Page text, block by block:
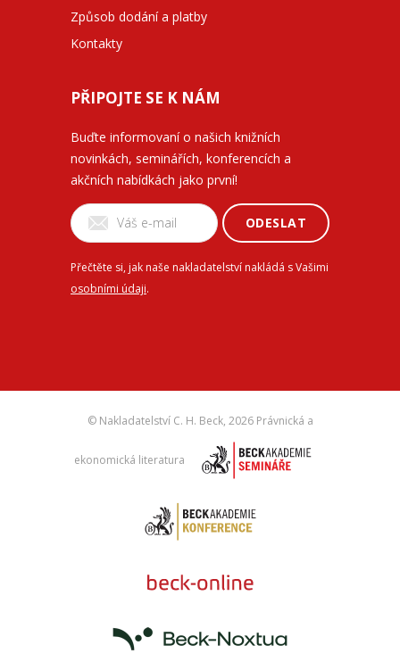
Způsob dodání a platby
Kontakty
PŘIPOJTE SE K NÁM
Buďte informovaní o našich knižních
novinkách, seminářích, konferencích a
akčních nabídkách jako první!
ODESLAT
Přečtěte si, jak naše nakladatelství nakládá s Vašimi
osobními údaji.
© Nakladatelství C. H. Beck, 2026 Právnická a
ekonomická literatura